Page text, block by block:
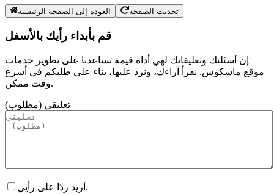
العودة إلى الصفحة الرئيسية تحديث الصفحة
قم بأبداء رأيك بالأسفل
إن أسئلتك وتعليقاتك لهي أداة قيمة تساعدنا على تطوير خدمات
موقع ماسكوس. نقرأ آراءك، ونرد عليها، بناء على طلبكم في أسرع
وقت ممكن.
تعليقي (مطلوب)
أريد ردًا على رأيي.